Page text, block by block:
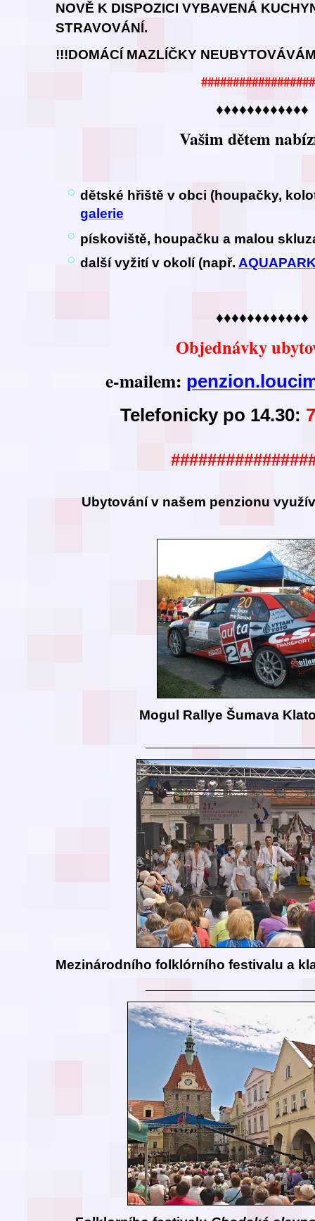
NOVĚ K DISPOZICI VYBAVENÁ
STRAVOVÁNÍ.
!!!DOMÁCÍ MAZLÍČKY
♦♦♦♦♦♦♦♦♦♦♦♦
Vašim dětem
dětské hřiště v obci (houpačky,
galerie
pískoviště, houpačku a malou
další vyžití v okolí (např.
♦♦♦♦♦♦♦♦♦♦♦♦
Objednávky
e-mailem:
Telefonicky po 14.30:
Ubytování v našem penzionu
Mogul Rallye Šumava
Mezinárodního folklórního festivalu a